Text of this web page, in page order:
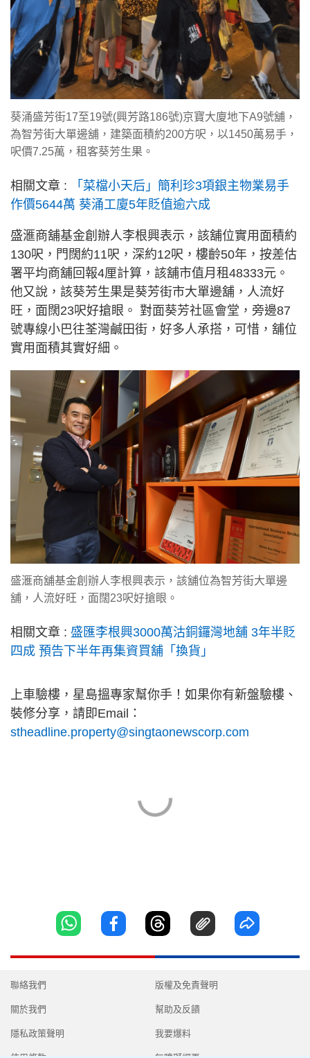
葵涌盛芳街17至19號(興芳路186號)京寶大廈地下A9號舖，
為智芳街大單邊舖，建築面積約200方呎，以1450萬易手，
呎價7.25萬，租客葵芳生果。
相關文章 :
「菜檔小天后」簡利珍3項銀主物業易手
作價5644萬 葵涌工廈5年貶值逾六成
盛滙商舖基金創辦人李根興表示，該舖位實用面積約
130呎，門闊約11呎，深約12呎，樓齡50年，按差估
署平均商舖回報4厘計算，該舖市值月租48333元。
他又說，該葵芳生果是葵芳街市大單邊舖，人流好
旺，面闊23呎好搶眼。 對面葵芳社區會堂，旁邊87
號專線小巴往荃灣鹹田街，好多人承搭，可惜，舖位
實用面積其實好細。
盛滙商舖基金創辦人李根興表示，該舖位為智芳街大單邊
舖，人流好旺，面闊23呎好搶眼。
相關文章 : 盛匯李根興3000萬沽銅鑼灣地舖 3年半貶
四成 預告下半年再集資買舖「換貨」
上車驗樓，星島搵專家幫你手！如果你有新盤驗樓、
裝修分享，請即Email：
stheadline.property@singtaonewscorp.com
聯絡我們
關於我們
隱私政策聲明
版權及免責聲明
幫助及反饋
我要爆料